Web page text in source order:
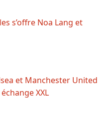
s’offre Noa Lang et
et Manchester United
XXL